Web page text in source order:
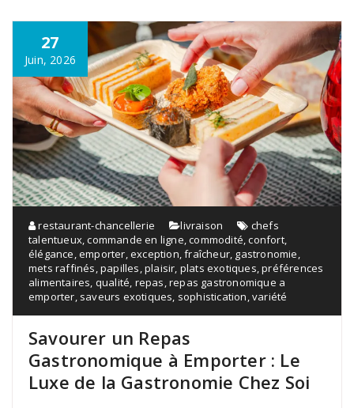
27
Juin, 2026
restaurant-chancellerie livraison
chefs
talentueux,commande en ligne,commodité,confort,
élégance,emporter,exception,fraîcheur, gastronomie,
mets raffinés,papilles,plaisir, plats exotiques,préférences
alimentaires, qualité, repas,repas gastronomique a
emporter, saveurs exotiques, sophistication,variété
Savourer un Repas
Gastronomique à Emporter : Le
Luxe de la Gastronomie Chez Soi